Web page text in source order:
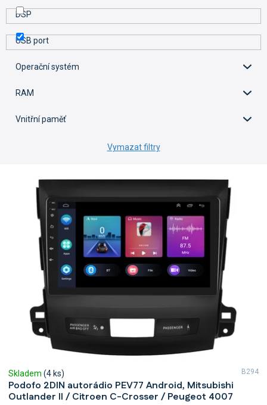
DSP
USB port
Operační systém
RAM
Vnitřní paměť
Vymazat filtry
Podofo 2DIN autorádio PEV77 Android, Mitsubishi
Outlander II / Citroen C-Crosser / Peugeot 4007
Skladem (4 ks) B294